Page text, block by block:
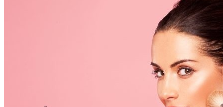
Интересные Факты О Войнах…